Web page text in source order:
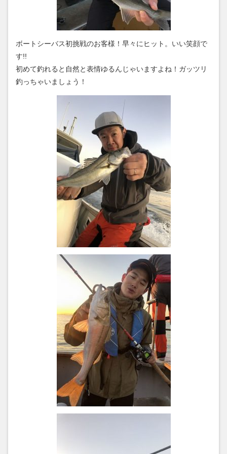
ボートシーバス初挑戦のお客様！早々にヒット。いい笑顔で
す!!
初めて釣れると自然と表情ゆるんじゃいますよね！ガッツリ
釣っちゃいましょう！